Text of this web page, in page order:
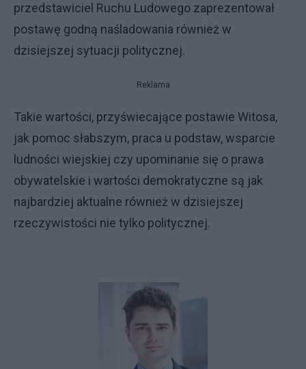
przedstawiciel Ruchu Ludowego zaprezentował
postawę godną naśladowania również w
dzisiejszej sytuacji politycznej.
Reklama
Takie wartości, przyświecające postawie Witosa,
jak pomoc słabszym, praca u podstaw, wsparcie
ludności wiejskiej czy upominanie się o prawa
obywatelskie i wartości demokratyczne są jak
najbardziej aktualne również w dzisiejszej
rzeczywistości nie tylko politycznej.